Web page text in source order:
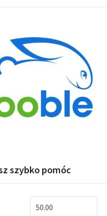
szybko pomóc